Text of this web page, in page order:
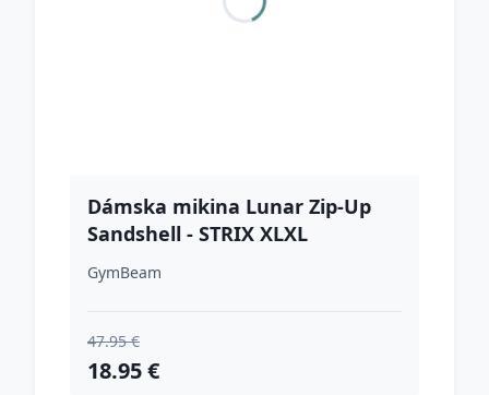
Dámska mikina Lunar Zip-Up
Sandshell - STRIX XLXL
GymBeam
47.95 €
18.95 €